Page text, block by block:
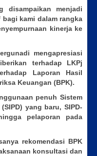
disampaikan menjadi
kami dalam rangka
kinerja ke
mengapresiasi
terhadap LKPj
Laporan Hasil
Keuangan (BPK).
penuh Sistem
yang baru, SIPD-
pelaporan pada
rekomendasi BPK
konsultasi dan